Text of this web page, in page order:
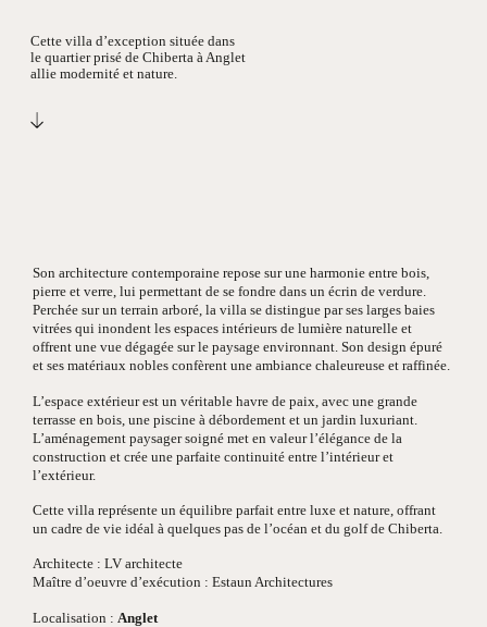
Cette villa d’exception située dans
le quartier prisé de Chiberta à Anglet
allie modernité et nature.
Son architecture contemporaine repose sur une harmonie entre bois,
pierre et verre, lui permettant de se fondre dans un écrin de verdure.
Perchée sur un terrain arboré, la villa se distingue par ses larges baies
vitrées qui inondent les espaces intérieurs de lumière naturelle et
offrent une vue dégagée sur le paysage environnant. Son design épuré
et ses matériaux nobles confèrent une ambiance chaleureuse et raffinée.
L’espace extérieur est un véritable havre de paix, avec une grande
terrasse en bois, une piscine à débordement et un jardin luxuriant.
L’aménagement paysager soigné met en valeur l’élégance de la
construction et crée une parfaite continuité entre l’intérieur et
l’extérieur.
Cette villa représente un équilibre parfait entre luxe et nature, offrant
un cadre de vie idéal à quelques pas de l’océan et du golf de Chiberta.
Architecte : LV architecte
Maître d’oeuvre d’exécution : Estaun Architectures
Localisation :Anglet